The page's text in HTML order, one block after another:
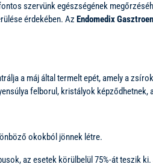
szervünk egészségének
érdekében. Az Endomedix
a máj által termelt epét, amely a
felborul, kristályok képződhetnek,
okokból jönnek létre.
az esetek körülbelül 75%-át teszik